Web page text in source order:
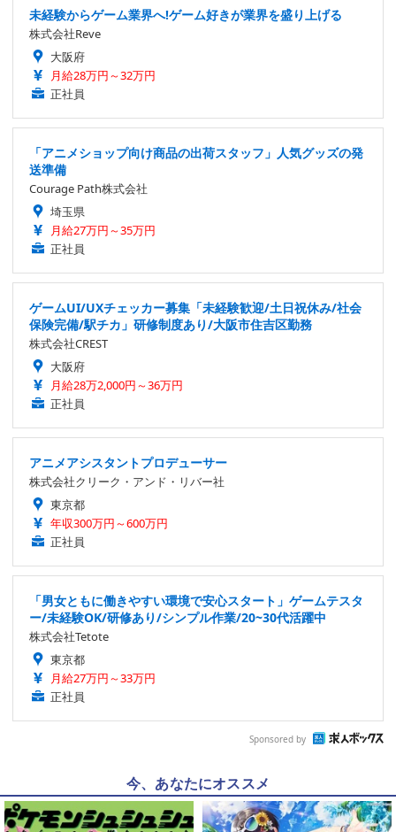
未経験からゲーム業界へ!ゲーム好きが業界を盛り上げる
株式会社Reve
大阪府
月給28万円～32万円
正社員
「アニメショップ向け商品の出荷スタッフ」人気グッズの発
送準備
Courage Path株式会社
埼玉県
月給27万円～35万円
正社員
ゲームUI/UXチェッカー募集「未経験歓迎/土日祝休み/社会
保険完備/駅チカ」研修制度あり/大阪市住吉区勤務
株式会社CREST
大阪府
月給28万2,000円～36万円
正社員
アニメアシスタントプロデューサー
株式会社クリーク・アンド・リバー社
東京都
年収300万円～600万円
正社員
「男女ともに働きやすい環境で安心スタート」ゲームテスタ
ー/未経験OK/研修あり/シンプル作業/20~30代活躍中
株式会社Tetote
東京都
月給27万円～33万円
正社員
Sponsored by
今、あなたにオススメ